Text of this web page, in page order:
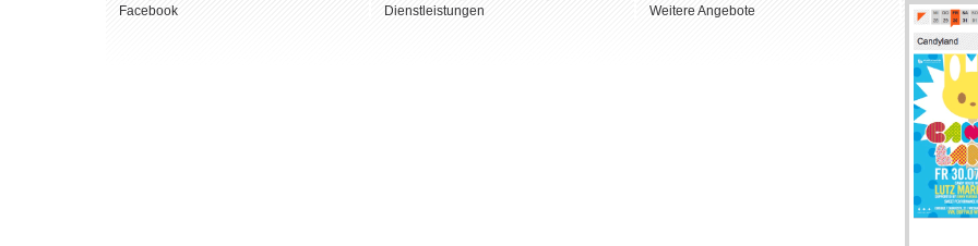
Facebook
Dienstleistungen
Weitere Angebote
© 2026